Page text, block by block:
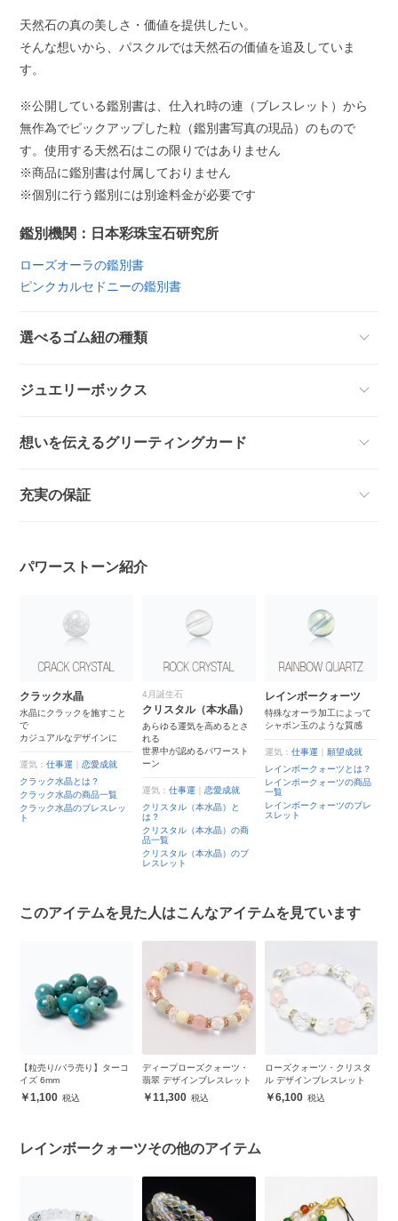
天然石の真の美しさ・価値を提供したい。
そんな想いから、パスクルでは天然石の価値を追及していま
す。
※公開している鑑別書は、仕入れ時の連（ブレスレット）から
無作為でピックアップした粒（鑑別書写真の現品）のもので
す。使用する天然石はこの限りではありません
※商品に鑑別書は付属しておりません
※個別に行う鑑別には別途料金が必要です
鑑別機関：日本彩珠宝石研究所
ローズオーラの鑑別書
ピンクカルセドニーの鑑別書
選べるゴム紐の種類
ジュエリーボックス
想いを伝えるグリーティングカード
充実の保証
パワーストーン紹介
クラック水晶
水晶にクラックを施すこと
で
カジュアルなデザインに
運気：仕事運 ｜恋愛成就
クラック水晶とは？
クラック水晶の商品一覧
クラック水晶のブレスレッ
ト
4月誕生石
クリスタル（本水晶）
あらゆる運気を高めるとさ
れる
世界中が認めるパワースト
ーン
運気： 仕事運
恋愛成就
クリスタル（本水晶）と
は？
クリスタル（本水晶）の商
品一覧
クリスタル（本水晶）のブ
レスレット
レインボークォーツ
特殊なオーラ加工によって
シャボン玉のような質感
運気： 仕事運
願望成就
レインボークォーツとは？
レインボークォーツの商品
一覧
レインボークォーツのブレ
スレット
このアイテムを見た人はこんなアイテムを見ています
【粒売り/バラ売り】ターコ
イズ 6mm
1,100
ディープローズクォーツ・
翡翠 デザインブレスレット
11,300
ローズクォーツ・クリスタ
ル デザインブレスレット
6,100
レインボークォーツその他のアイテム